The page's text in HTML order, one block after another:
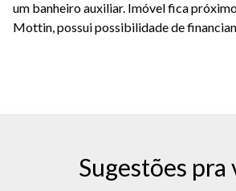
um banheiro auxiliar. Imóvel fica
Mottin, possui possibilidade de
Sugestões pra